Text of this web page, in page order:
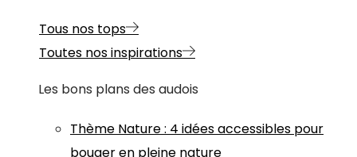
Tous nos tops
Toutes nos inspirations
Les bons plans des audois
Thème Nature: 4 idées accessibles pour
bouger en pleine nature